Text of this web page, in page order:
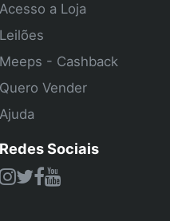
Acesso a Loja
Leilões
Meeps - Cashback
Quero Vender
Ajuda
Redes Sociais